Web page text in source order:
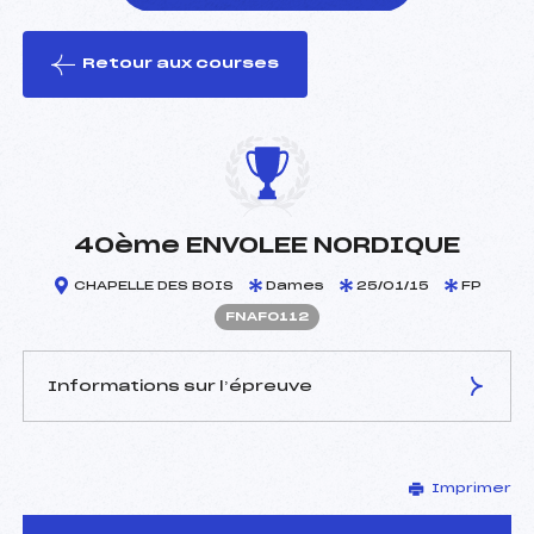
le ski
Retour aux courses
40ème ENVOLEE NORDIQUE
CHAPELLE DES BOIS Dames 25/01/15 FP
FNAF0112
Informations sur l’épreuve
FERREUX PASCAL ()
D.T Adjoint :
–
Imprimer